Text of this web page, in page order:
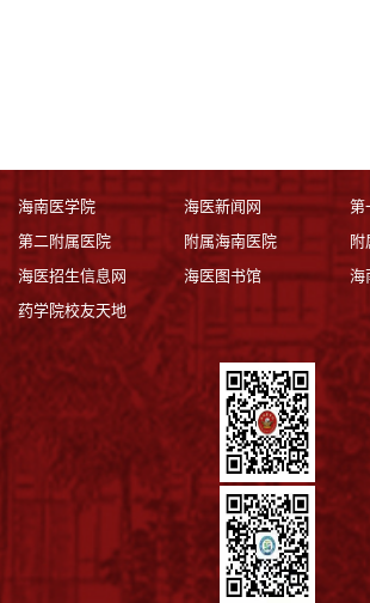
海南医学院 海医新闻网
第
第二附属医院
附属海南医院
附
海医招生信息网
海医图书馆
海
药学院校友天地